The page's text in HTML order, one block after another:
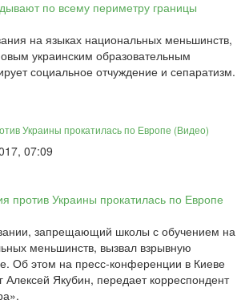
на языках национальных меньшинств,
украинским образовательным
социальное отчуждение и сепаратизм.
Украины прокатилась по Европе (Видео)
07:09
запрещающий школы с обучением на
меньшинств, вызвал взрывную
Об этом на пресс-конференции в Киеве
Алексей Якубин, передает корреспондент